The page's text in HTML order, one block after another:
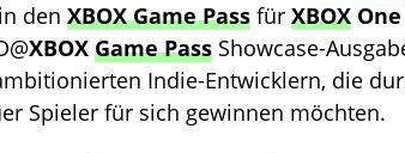
den XBOX Game Pass für XBOX One
XBOX Game Pass Showcase-
Indie-Entwicklern, die
Spieler für sich gewinnen möchten.